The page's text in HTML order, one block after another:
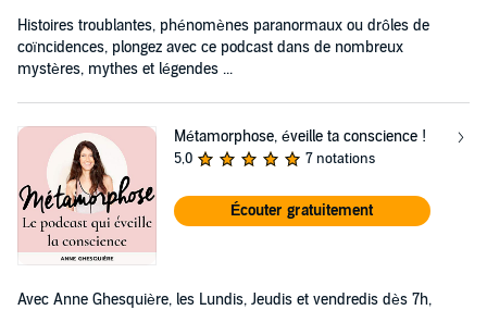
Histoires troublantes, phénomènes paranormaux ou drôles de
coïncidences, plongez avec ce podcast dans de nombreux
mystères, mythes et légendes ...
Métamorphose, éveille ta conscience !
5,0 7 notations
Écouter gratuitement
Avec Anne Ghesquière, les Lundis, Jeudis et vendredis dès 7h,